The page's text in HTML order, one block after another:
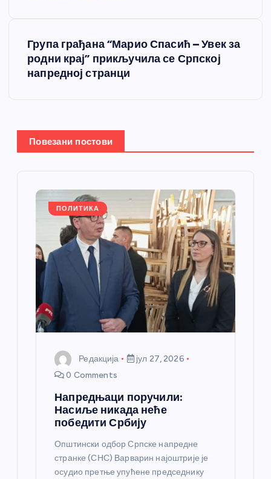
е
ч
Група грађана “Марио Спасић – Увек за
родни крај” прикључила се Српској
напредној странци
Повезани постови
ПОЛИТИКА
Редакција
јул 27, 2026
0 Comments
Напредњаци поручили:
Насиље никада неће
победити Србију
Општински одбор Српске напредне
странке (СНС) Варварин најоштрије је
осудио претње упућене председнику